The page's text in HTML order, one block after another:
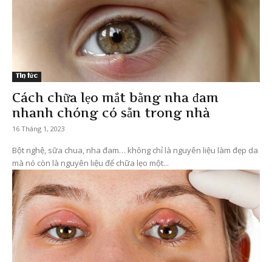
Tin tức
Cách chữa lẹo mắt bằng nha đam
nhanh chóng có sẵn trong nhà
16 Tháng 1, 2023
Bột nghệ, sữa chua, nha đam… không chỉ là nguyên liệu làm đẹp da
mà nó còn là nguyên liệu để chữa lẹo một...